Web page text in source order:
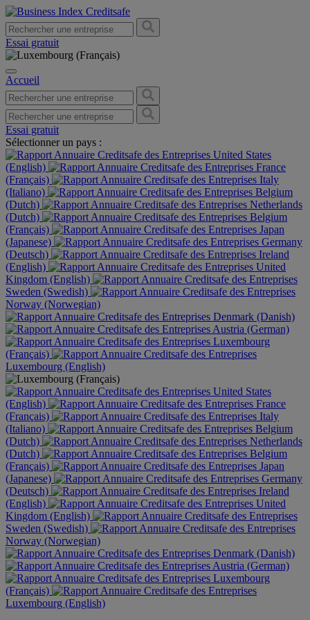
Essai gratuit
Accueil
Essai gratuit
Sélectionner un pays :
United States
(English)
France
(Français)
Italy
(Italiano)
Belgium
(Dutch)
Netherlands
(Dutch)
Belgium
(Français)
Japan
(Japanese)
Germany
(Deutsch)
Ireland
(English)
United
Kingdom (English)
Sweden (Swedish)
Norway (Norwegian)
Denmark (Danish)
Austria (German)
Luxembourg
(Français)
Luxembourg (English)
United States
(English)
France
(Français)
Italy
(Italiano)
Belgium
(Dutch)
Netherlands
(Dutch)
Belgium
(Français)
Japan
(Japanese)
Germany
(Deutsch)
Ireland
(English)
United
Kingdom (English)
Sweden (Swedish)
Norway (Norwegian)
Denmark (Danish)
Austria (German)
Luxembourg
(Français)
Luxembourg (English)